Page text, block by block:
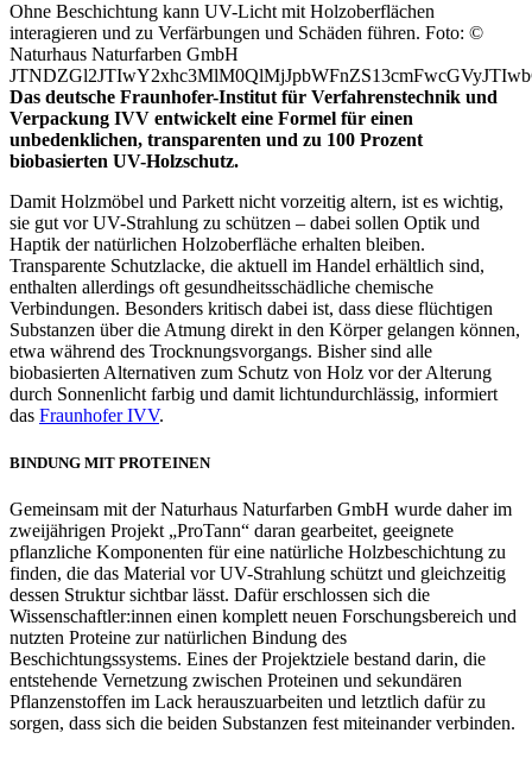
Ohne Beschichtung kann UV-Licht mit Holzoberflächen
interagieren und zu Verfärbungen und Schäden führen. Foto: ©
Naturhaus Naturfarben GmbH
Das deutsche Fraunhofer-Institut für Verfahrenstechnik und
Verpackung IVV entwickelt eine Formel für einen
unbedenklichen, transparenten und zu 100 Prozent
biobasierten UV-Holzschutz.
Damit Holzmöbel und Parkett nicht vorzeitig altern, ist es wichtig,
sie gut vor UV-Strahlung zu schützen – dabei sollen Optik und
Haptik der natürlichen Holzoberfläche erhalten bleiben.
Transparente Schutzlacke, die aktuell im Handel erhältlich sind,
enthalten allerdings oft gesundheitsschädliche chemische
Verbindungen. Besonders kritisch dabei ist, dass diese flüchtigen
Substanzen über die Atmung direkt in den Körper gelangen können,
etwa während des Trocknungsvorgangs. Bisher sind alle
biobasierten Alternativen zum Schutz von Holz vor der Alterung
durch Sonnenlicht farbig und damit lichtundurchlässig, informiert
das Fraunhofer IVV.
BINDUNG MIT PROTEINEN
Gemeinsam mit der Naturhaus Naturfarben GmbH wurde daher im
zweijährigen Projekt „ProTann“ daran gearbeitet, geeignete
pflanzliche Komponenten für eine natürliche Holzbeschichtung zu
finden, die das Material vor UV-Strahlung schützt und gleichzeitig
dessen Struktur sichtbar lässt. Dafür erschlossen sich die
Wissenschaftler:innen einen komplett neuen Forschungsbereich und
nutzten Proteine zur natürlichen Bindung des
Beschichtungssystems. Eines der Projektziele bestand darin, die
entstehende Vernetzung zwischen Proteinen und sekundären
Pflanzenstoffen im Lack herauszuarbeiten und letztlich dafür zu
sorgen, dass sich die beiden Substanzen fest miteinander verbinden.